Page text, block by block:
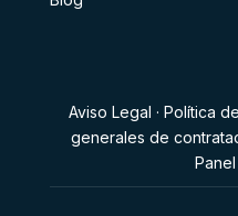
Aviso Legal ·Política
generales de